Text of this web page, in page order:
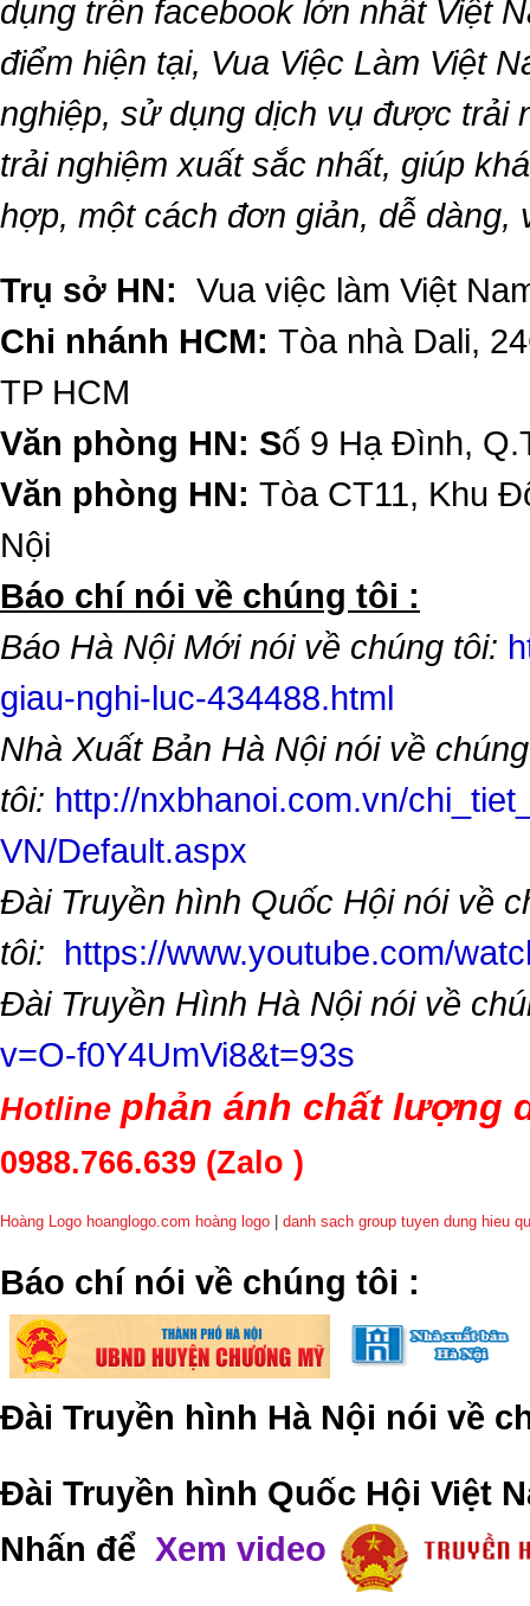
dụng trên facebook lớn nhất Việt
điểm hiện tại, Vua Việc Làm Việt
nghiệp, sử dụng dịch vụ được trải
trải nghiệm xuất sắc nhất, giúp
hợp, một cách đơn giản, dễ dàng,
Trụ sở HN: Vua việc làm Việt
Chi nhánh HCM: Tòa nhà Dali,
TP HCM
Văn phòng HN: Số 9 Hạ Đình,
Văn phòng HN: Tòa CT11, Khu
Nội
​Báo chí nói về chúng tôi :
Báo Hà Nội Mới nói về chúng tôi:
giau-nghi-luc-434488.html
Nhà Xuất Bản Hà Nội nói về chúng
tôi: http://nxbhanoi.com.vn/
VN/Default.aspx
Đài Truyền hình Quốc Hội nói về
tôi: https://www.youtube.com/
Đài Truyền Hình Hà Nội nói về
v=O-f0Y4UmVi8&t=93s
Hotline phản ánh chất lượng
0988.766.639 (Zalo )
Hoàng Logo hoanglogo.com hoàng logo danh sach group tuyen dung hieu
​Báo chí nói về chúng tôi :
Đài Truyền hình Hà Nội nói về
Đài Truyền hình Quốc Hội Việt
Nhấn để Xem video